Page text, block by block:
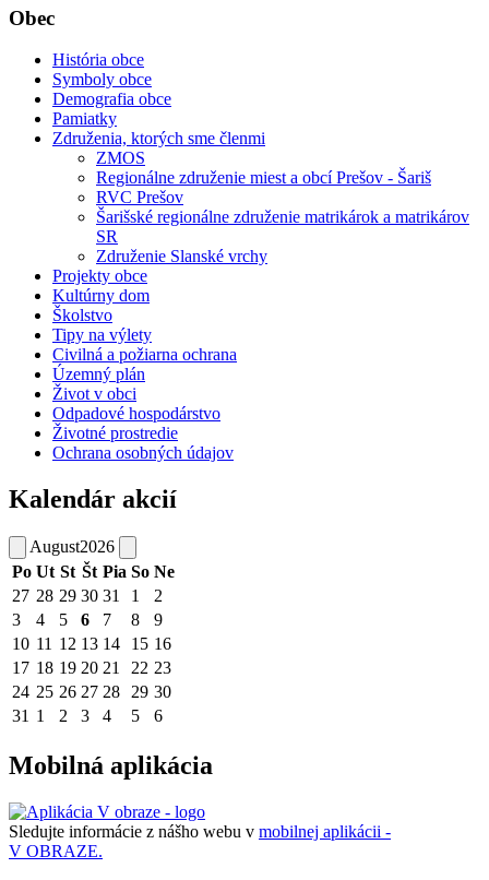
Obec
História obce
Symboly obce
Demografia obce
Pamiatky
Združenia, ktorých sme členmi
ZMOS
Regionálne združenie miest a obcí Prešov - Šariš
RVC Prešov
Šarišské regionálne združenie matrikárok a matrikárov
SR
Združenie Slanské vrchy
Projekty obce
Kultúrny dom
Školstvo
Tipy na výlety
Civilná a požiarna ochrana
Územný plán
Život v obci
Odpadové hospodárstvo
Životné prostredie
Ochrana osobných údajov
Kalendár akcií
August2026
Po Ut St Št Pia So Ne
27 28 29 30 31 1
2
3
4 5 6 7 8
9
10 11 12 13 14 15 16
17 18 19 20 21 22 23
24 25 26 27 28 29 30
31 1 2 3 4 5 6
Mobilná aplikácia
Sledujte informácie z nášho webu v mobilnej aplikácii -
V OBRAZE.